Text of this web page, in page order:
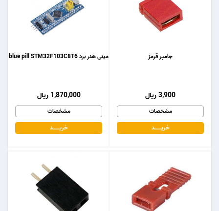
مینی هدر برد blue pill STM32F103C8T6
1,870,000 ریال
مشخصات
خریـــــــد
جامپر قرمز
3,900 ریال
مشخصات
خریـــــــد